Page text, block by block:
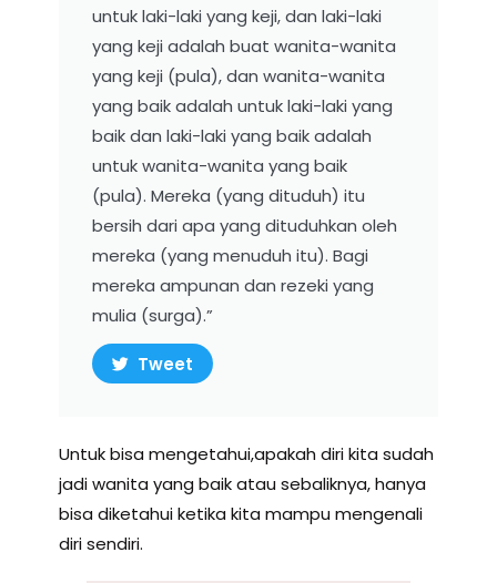
untuk laki-laki yang keji, dan laki-laki
yang keji adalah buat wanita-wanita
yang keji (pula), dan wanita-wanita
yang baik adalah untuk laki-laki yang
baik dan laki-laki yang baik adalah
untuk wanita-wanita yang baik
(pula). Mereka (yang dituduh) itu
bersih dari apa yang dituduhkan oleh
mereka (yang menuduh itu). Bagi
mereka ampunan dan rezeki yang
mulia (surga).”
Tweet
Untuk bisa mengetahui,apakah diri kita sudah
jadi wanita yang baik atau sebaliknya, hanya
bisa diketahui ketika kita mampu mengenali
diri sendiri.